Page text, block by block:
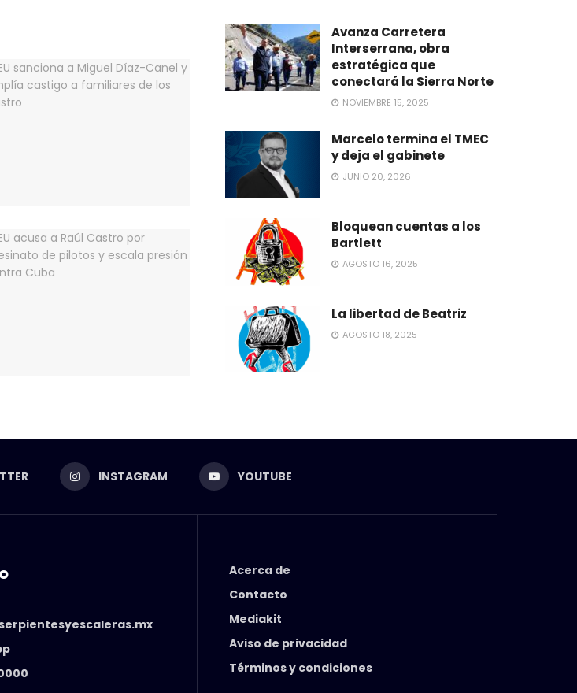
Avanza Carretera
Interserrana, obra
estratégica que
conectará la Sierra Norte
NOVIEMBRE 15, 2025
Marcelo termina el TMEC
y deja el gabinete
JUNIO 20, 2026
Bloquean cuentas a los
Bartlett
AGOSTO 16, 2025
La libertad de Beatriz
AGOSTO 18, 2025
INSTAGRAM YOUTUBE
Acerca de
Contacto
Mediakit
Aviso de privacidad
Términos y condiciones